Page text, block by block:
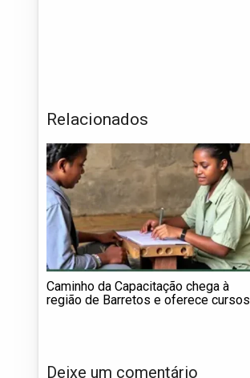
Relacionados
Caminho da Capacitação chega à
região de Barretos e oferece cursos
Deixe um comentário